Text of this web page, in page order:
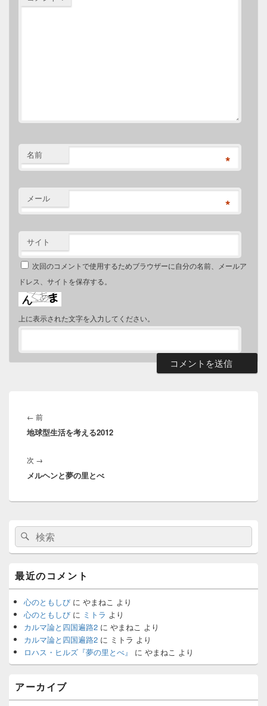
名前 *
メール *
サイト
次回のコメントで使用するためブラウザーに自分の名前、メールア
ドレス、サイトを保存する。
上に表示された文字を入力してください。
稿
ナ
ゲ
ー
シ
← 前前
の
地球型生活を考える2012
次 →
の
稿:
メルヘンと夢の里とべ
ン
サ
ド
バ
ー
ウ
ジ
ェ
ッ
ト
リ
検
索:
検
索
最近のコメント
心のともしび に やまねこ より
心のともしび に ミトラ より
カルマ論と四国遍路2 に やまねこ より
カルマ論と四国遍路2 に ミトラ より
ロハス・ヒルズ『夢の里とべ』
に やまねこ より
アーカイブ